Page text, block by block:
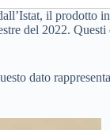
il
del 2022.
dato